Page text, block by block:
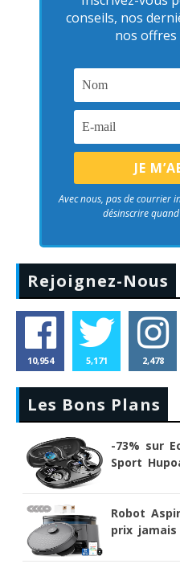
conseils, nos
nos offres
Avec nous, pas de courrier
désinscrire
Rejoignez-Nous
10,954 5,171 2,478
Les Bons Plans
-73% sur
Sport
Robot
prix